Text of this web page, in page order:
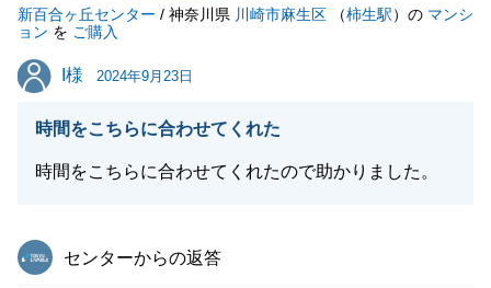
新百合ヶ丘センター / 神奈川県 川崎市麻生区 （柿生駅）の マンシ
ョン を ご購入
I様
I様 2024年9月23日
時間をこちらに合わせてくれた
時間をこちらに合わせてくれたので助かりました。
東急リバブル
センターからの返答